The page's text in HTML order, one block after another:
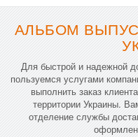
АЛЬБОМ
Для быстрой и надежной
пользуемся услугами
выполнить заказ
территории Украины.
отделение службы